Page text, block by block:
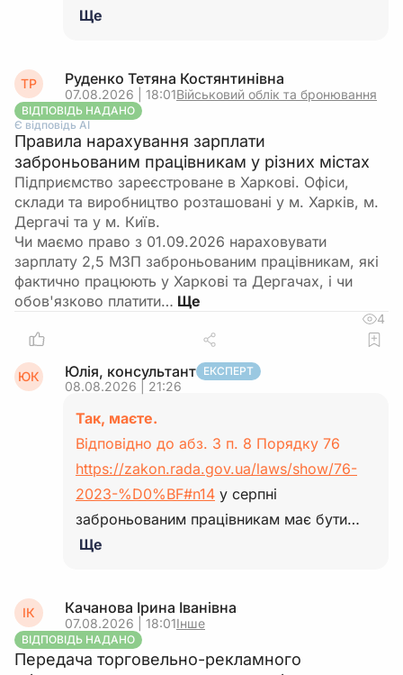
Ще
ТР Руденко Тетяна Костянтинівна
07.08.2026 | 18:01Військовий облік та бронювання
ВІДПОВІДЬ НАДАНО
Є відповідь АІ
Правила нарахування зарплати
заброньованим працівникам у різних містах
Підприємство зареєстроване в Харкові. Офіси,
склади та виробництво розташовані у м. Харків, м.
Дергачі та у м. Київ.
Чи маємо право з 01.09.2026 нараховувати
зарплату 2,5 МЗП заброньованим працівникам, які
фактично працюють у Харкові та Дергачах, і чи
обов'язково платити…
4
ЮК Юлія, консультант ЕКСПЕРТ
08.08.2026 | 21:26
Так, маєте.
Відповідно до абз. 3 п. 8 Порядку 76
https://zakon.rada.gov.ua/laws/show/76-
2023-%D0%BF#n14 у серпні
заброньованим працівникам має бути…
Ще
ІК Качанова Ірина Іванівна
07.08.2026 | 18:01Інше
ВІДПОВІДЬ НАДАНО
Передача торговельно-рекламного